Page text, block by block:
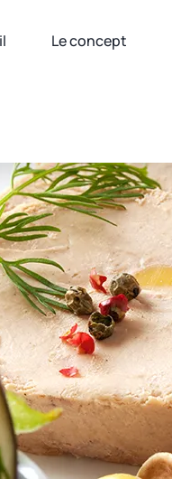
Le concept